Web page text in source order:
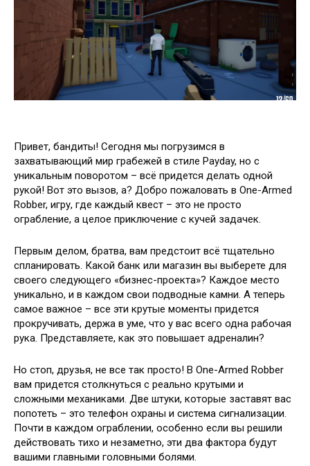
Привет, бандиты! Сегодня мы погрузимся в
захватывающий мир грабежей в стиле Payday, но с
уникальным поворотом – всё придется делать одной
рукой! Вот это вызов, а? Добро пожаловать в One-Armed
Robber, игру, где каждый квест – это не просто
ограбление, а целое приключение с кучей задачек.
Первым делом, братва, вам предстоит всё тщательно
спланировать. Какой банк или магазин вы выберете для
своего следующего «бизнес-проекта»? Каждое место
уникально, и в каждом свои подводные камни. А теперь
самое важное – все эти крутые моменты придется
прокручивать, держа в уме, что у вас всего одна рабочая
рука. Представляете, как это повышает адреналин?
Но стоп, друзья, не все так просто! В One-Armed Robber
вам придется столкнуться с реально крутыми и
сложными механиками. Две штуки, которые заставят вас
попотеть – это телефон охраны и система сигнализации.
Почти в каждом ограблении, особенно если вы решили
действовать тихо и незаметно, эти два фактора будут
вашими главными головными болями.